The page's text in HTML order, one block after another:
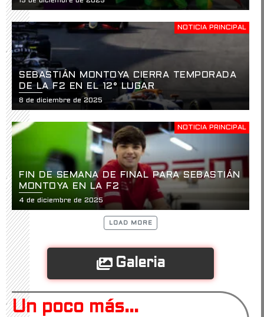
NOTICIA PRINCIPAL
SEBASTIÁN MONTOYA CIERRA TEMPORADA
DE LA F2 EN EL 12° LUGAR
8 de diciembre de 2025
NOTICIA PRINCIPAL
FIN DE SEMANA DE FINAL PARA SEBASTIÁN
MONTOYA EN LA F2
4 de diciembre de 2025
LOAD MORE
Galeria
Un poco más...